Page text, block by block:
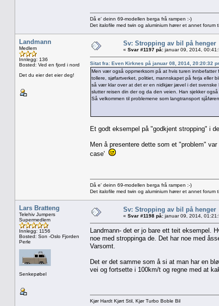
Då e' deinn 69-modellen berga frå rampen :-)
Det italofile med twin og aluminium hører et annet forum
Landmann
Medlem
Innlegg: 136
Bosted: Ved en fjord i nord
Det du eier det eier deg!
Sv: Stropping av bil på henger
« Svar #1197 på: januar 09, 2014,
Sitat fra: Even Kirknes på januar 08, 2014, 20:20:32
Men vær også oppmerksom på at hvis turen
tollere, sjøfartverket, politiet, mannskapet på ferja eller
så vær klar over at det er en nidkjær jævel i det svenske
slutter reisen din der og da den veien. Han sjekker
Så velkommen til problemene som langtransport
Et godt eksempel på "godkjent stropping" i
Men å presentere dette som et "problem"
case'
Då e' deinn 69-modellen berga frå rampen :-)
Det italofile med twin og aluminium hører et annet forum
Lars Bratteng
Telehiv Jumpers
Supermedlem
Innlegg: 1156
Bosted: Son -Oslo Fjorden
Perle
Senkepøbel
Sv: Stropping av bil på henger
« Svar #1198 på: januar 09, 2014,
Landmann- det er jo bare ett teit eksempel.
noe med stroppinga de. Det har noe med
Varsomt.
Det er det samme som å si at man har en
vei og fortsette i 100km/t og regne med at
Kjør Hardt Kjørt Stil, Kjør Turbo Boble Bil